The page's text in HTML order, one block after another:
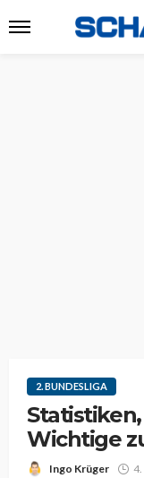
2. BUNDESLIGA
Wichtige
Ingo Krüger